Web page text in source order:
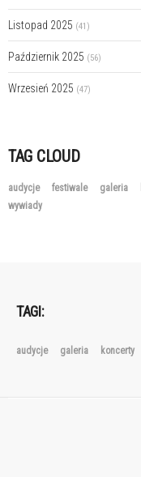
Listopad 2025 (41)
Październik 2025 (56)
Wrzesień 2025 (47)
TAG CLOUD
audycje festiwale galeria
wywiady
TAGI:
audycje galeria koncerty